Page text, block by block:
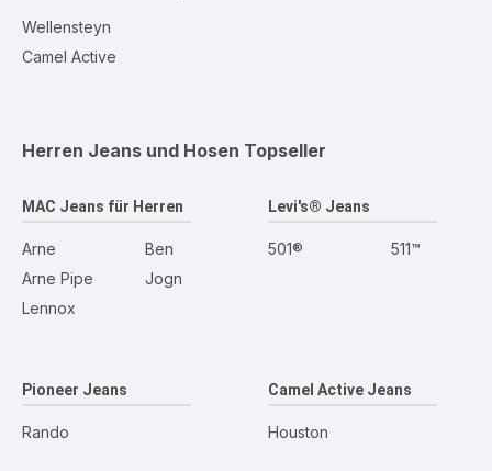
Wellensteyn
Camel Active
Herren Jeans und Hosen Topseller
MAC Jeans für Herren
Arne
Arne Pipe
Lennox
Ben
Jogn
Levi's® Jeans
501® 511™
Pioneer Jeans
Rando
Camel Active Jeans
Houston